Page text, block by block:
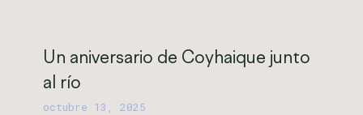
Un aniversario de Coyhaique junto
al río
octubre 13, 2025